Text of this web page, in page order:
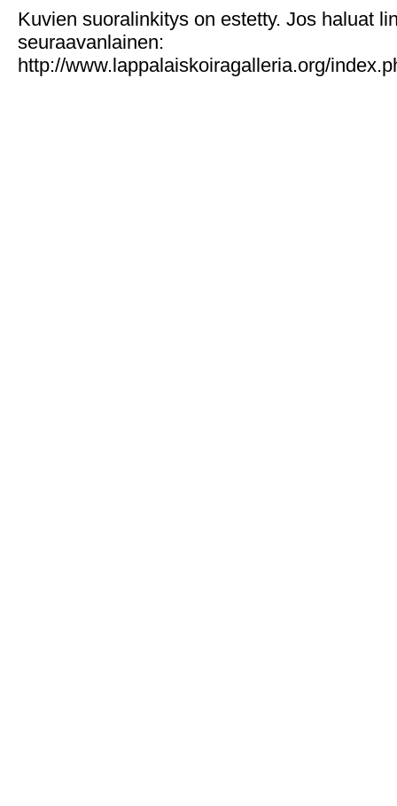
Kuvien suoralinkitys on estetty. Jos haluat
seuraavanlainen:
http://www.lappalaiskoiragalleria.org/